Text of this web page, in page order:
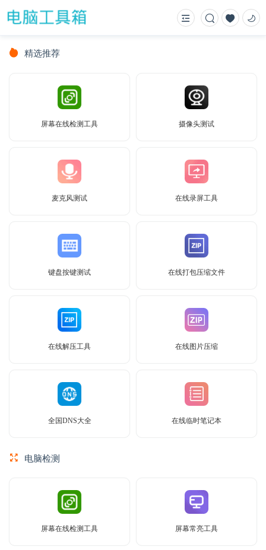
精选推荐
屏幕在线检测工具 摄像头测试
麦克风测试 在线录屏工具
键盘按键测试 在线打包压缩文件
在线解压工具 在线图片压缩
全国DNS大全 在线临时笔记本
电脑检测
屏幕在线检测工具 屏幕常亮工具